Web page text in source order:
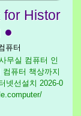
for Histor
●
퓨터
무실 컴퓨터 인
퓨터 책상까지
넷선설치 2026-0